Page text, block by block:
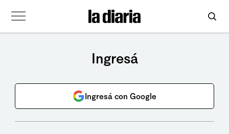
Ingresá
Ingresá con Google